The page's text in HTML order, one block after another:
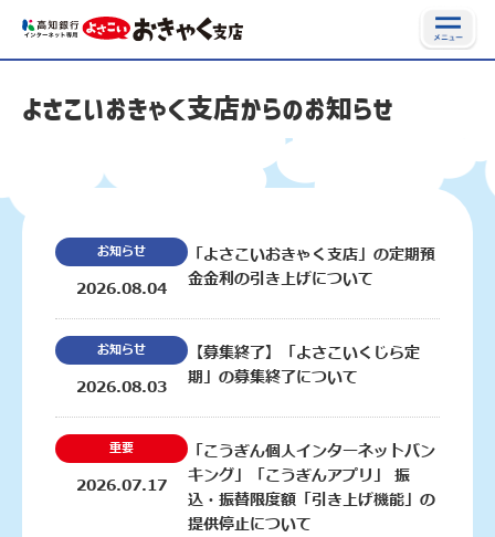
よさこいおきゃく支店からのお知らせ
お知らせ
2026.08.04
「よさこいおきゃく支店」の定期預
金金利の引き上げについて
お知らせ
2026.08.03
【募集終了】「よさこいくじら定
期」の募集終了について
重要
2026.07.17
「こうぎん個人インターネットバン
キング」「こうぎんアプリ」 振
込・振替限度額「引き上げ機能」の
提供停止について